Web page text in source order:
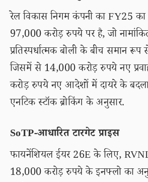
रेल विकास निगम कंपनी का FY25
97,000 करोड़ रुपये पर है, जो
प्रतिस्पर्धात्मक बोली के बीच समान रूप
जिसमें से 14,000 करोड़ रुपये नए
करोड़ रुपये नए आदेशों में दायरे के
एनटिक स्टॉक ब्रोकिंग के अनुसार.
SoTP-आधारित टारगेट प्राइस
फायनेंशियल ईयर 26E के लिए,
18,000 करोड़ रुपये के इनफ्लो का